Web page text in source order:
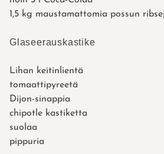
1,5 kg maustamattomia possun
Glaseerauskastike
Lihan keitinlientä
tomaattipyreetä
Dijon-sinappia
chipotle kastiketta
suolaa
pippuria